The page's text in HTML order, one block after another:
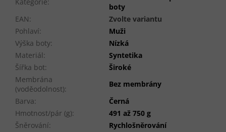
boty
EAN:
Zvolte variantu
Pohlaví:
Muži
Výška boty:
Nízká
Materiál:
Syntetika
Šířka bot:
Široké
Membrána
(voděodolnost):
Bez membrány
Barva:
Černá
Hmotnost/pár (g):
491 až 750 g
Šněrování:
Rychlošněrování